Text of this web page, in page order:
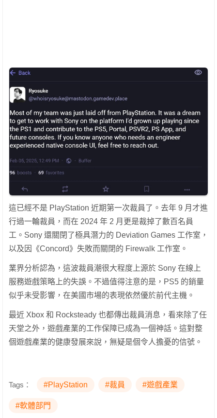
這已經不是 PlayStation 近期第一次裁員了。去年 9 月才進
行過一輪裁員，而在 2024 年 2 月更是裁掉了數百名員
工。Sony 還關閉了極具潛力的 Deviation Games 工作室，
以及因《Concord》失敗而關閉的 Firewalk 工作室。
業界分析認為，這波裁員潮很大程度上源於 Sony 在線上
服務遊戲策略上的失誤。不過值得注意的是，PS5 的銷量
似乎未受影響，在美國市場的表現依然優於前代主機。
最近 Xbox 和 Rocksteady 也都傳出裁員消息，看來除了任
天堂之外，遊戲產業的工作保障已成為一個神話。這對整
個遊戲產業的健康發展來說，無疑是個令人擔憂的信號。
Tags： #PlayStation #裁員 #遊戲產業
#軟體部門